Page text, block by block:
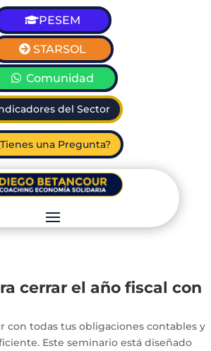
PESEM
STARSOL
Comunidad
del Sector
una Pregunta?
cerrar el año fiscal con
con todas tus obligaciones contables y
Este seminario está diseñado